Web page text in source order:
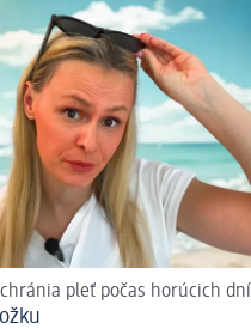
pleť počas horúcich dní